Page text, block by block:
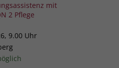
mit
2 Pflege
9.00 Uhr